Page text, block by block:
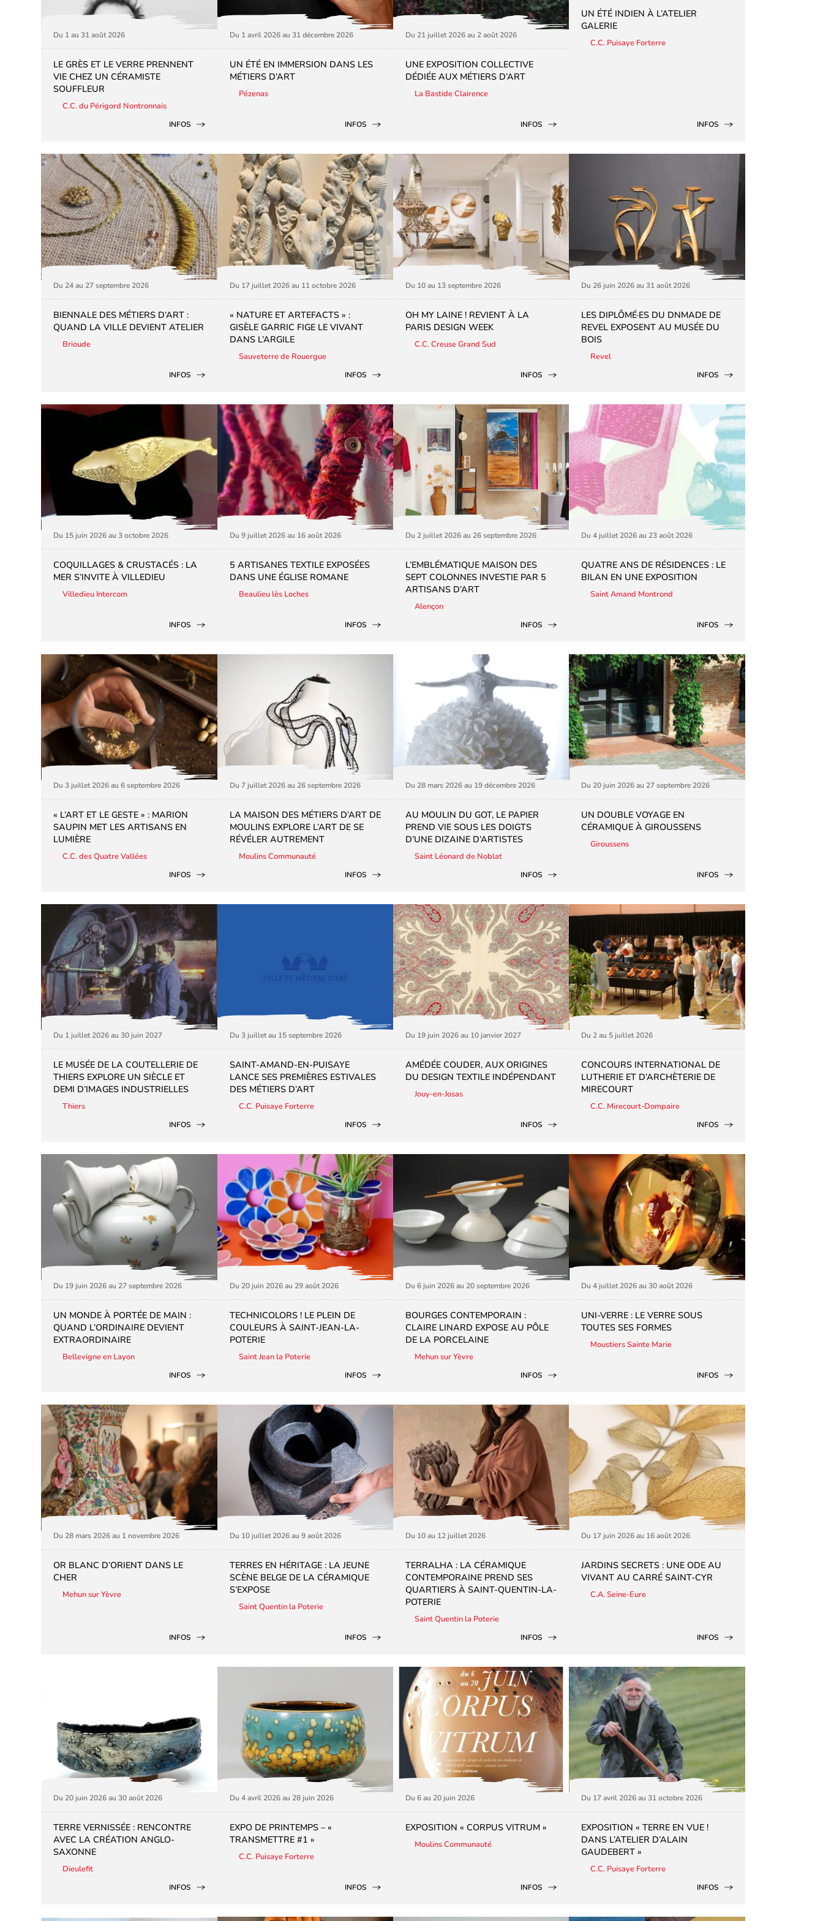
Du 1 au 31 août 2026
LE GRÈS ET LE VERRE PRENNENT
VIE CHEZ UN CÉRAMISTE
SOUFFLEUR
C.C. du Périgord Nontronnais
INFOS
Du 1 avril 2026 au 31 décembre 2026
UN ÉTÉ EN IMMERSION DANS LES
MÉTIERS D’ART
Pézenas
INFOS
Du 21 juillet 2026 au 2 août 2026
UNE EXPOSITION COLLECTIVE
DÉDIÉE AUX MÉTIERS D’ART
La Bastide Clairence
INFOS
UN ÉTÉ INDIEN À L’ATELIER
GALERIE
C.C. Puisaye Forterre
INFOS
Du 24 au 27 septembre 2026
BIENNALE DES MÉTIERS D’ART :
QUAND LA VILLE DEVIENT ATELIER
Brioude
INFOS
Du 17 juillet 2026 au 11 octobre 2026
« NATURE ET ARTEFACTS » :
GISÈLE GARRIC FIGE LE VIVANT
DANS L’ARGILE
Sauveterre de Rouergue
INFOS
Du 10 au 13 septembre 2026
OH MY LAINE ! REVIENT À LA
PARIS DESIGN WEEK
C.C. Creuse Grand Sud
INFOS
Du 26 juin 2026 au 31 août 2026
LES DIPLÔMÉ·ES DU DNMADE DE
REVEL EXPOSENT AU MUSÉE DU
BOIS
Revel
INFOS
Du 15 juin 2026 au 3 octobre 2026
COQUILLAGES & CRUSTACÉS : LA
MER S’INVITE À VILLEDIEU
Villedieu Intercom
INFOS
Du 9 juillet 2026 au 16 août 2026
5 ARTISANES TEXTILE EXPOSÉES
DANS UNE ÉGLISE ROMANE
Beaulieu lès Loches
INFOS
Du 2 juillet 2026 au 26 septembre 2026
L’EMBLÉMATIQUE MAISON DES
SEPT COLONNES INVESTIE PAR 5
ARTISANS D’ART
Alençon
INFOS
Du 4 juillet 2026 au 23 août 2026
QUATRE ANS DE RÉSIDENCES : LE
BILAN EN UNE EXPOSITION
Saint Amand Montrond
INFOS
Du 3 juillet 2026 au 6 septembre 2026
« L’ART ET LE GESTE » : MARION
SAUPIN MET LES ARTISANS EN
LUMIÈRE
C.C. des Quatre Vallées
INFOS
Du 7 juillet 2026 au 26 septembre 2026
LA MAISON DES MÉTIERS D’ART DE
MOULINS EXPLORE L’ART DE SE
RÉVÉLER AUTREMENT
Moulins Communauté
INFOS
Du 28 mars 2026 au 19 décembre 2026
AU MOULIN DU GOT, LE PAPIER
PREND VIE SOUS LES DOIGTS
D’UNE DIZAINE D’ARTISTES
Saint Léonard de Noblat
INFOS
Du 20 juin 2026 au 27 septembre 2026
UN DOUBLE VOYAGE EN
CÉRAMIQUE À GIROUSSENS
Giroussens
INFOS
Du 1 juillet 2026 au 30 juin 2027
LE MUSÉE DE LA COUTELLERIE DE
THIERS EXPLORE UN SIÈCLE ET
DEMI D’IMAGES INDUSTRIELLES
Thiers
INFOS
Du 3 juillet au 15 septembre 2026
SAINT-AMAND-EN-PUISAYE
LANCE SES PREMIÈRES ESTIVALES
DES MÉTIERS D’ART
C.C. Puisaye Forterre
INFOS
Du 19 juin 2026 au 10 janvier 2027
AMÉDÉE COUDER, AUX ORIGINES
DU DESIGN TEXTILE INDÉPENDANT
Jouy-en-Josas
INFOS
Du 2 au 5 juillet 2026
CONCOURS INTERNATIONAL DE
LUTHERIE ET D’ARCHÈTERIE DE
MIRECOURT
C.C. Mirecourt-Dompaire
INFOS
Du 19 juin 2026 au 27 septembre 2026
UN MONDE À PORTÉE DE MAIN :
QUAND L’ORDINAIRE DEVIENT
EXTRAORDINAIRE
Bellevigne en Layon
INFOS
Du 20 juin 2026 au 29 août 2026
TECHNICOLORS ! LE PLEIN DE
COULEURS À SAINT-JEAN-LA-
POTERIE
Saint Jean la Poterie
INFOS
Du 6 juin 2026 au 20 septembre 2026
BOURGES CONTEMPORAIN :
CLAIRE LINARD EXPOSE AU PÔLE
DE LA PORCELAINE
Mehun sur Yèvre
INFOS
Du 4 juillet 2026 au 30 août 2026
UNI-VERRE : LE VERRE SOUS
TOUTES SES FORMES
Moustiers Sainte Marie
INFOS
Du 28 mars 2026 au 1 novembre 2026
OR BLANC D’ORIENT DANS LE
CHER
Mehun sur Yèvre
INFOS
Du 10 juillet 2026 au 9 août 2026
TERRES EN HÉRITAGE : LA JEUNE
SCÈNE BELGE DE LA CÉRAMIQUE
S’EXPOSE
Saint Quentin la Poterie
INFOS
Du 10 au 12 juillet 2026
TERRALHA : LA CÉRAMIQUE
CONTEMPORAINE PREND SES
QUARTIERS À SAINT-QUENTIN-LA-
POTERIE
Saint Quentin la Poterie
INFOS
Du 17 juin 2026 au 16 août 2026
JARDINS SECRETS : UNE ODE AU
VIVANT AU CARRÉ SAINT-CYR
C.A. Seine-Eure
INFOS
Du 20 juin 2026 au 30 août 2026
TERRE VERNISSÉE : RENCONTRE
AVEC LA CRÉATION ANGLO-
SAXONNE
Dieulefit
INFOS
Du 4 avril 2026 au 28 juin 2026
EXPO DE PRINTEMPS – «
TRANSMETTRE #1 »
C.C. Puisaye Forterre
INFOS
Du 6 au 20 juin 2026
EXPOSITION « CORPUS VITRUM »
Moulins Communauté
INFOS
Du 17 avril 2026 au 31 octobre 2026
EXPOSITION « TERRE EN VUE !
DANS L’ATELIER D’ALAIN
GAUDEBERT »
C.C. Puisaye Forterre
INFOS